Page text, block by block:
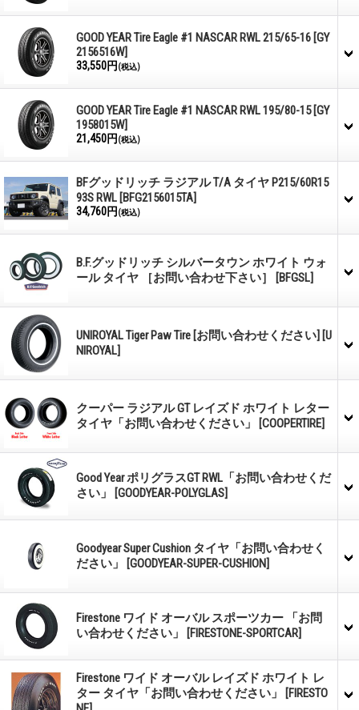
GOOD YEAR Tire Eagle #1 NASCAR RWL 215/65-16 [GY
2156516W]
33,550円 (税込)
GOOD YEAR Tire Eagle #1 NASCAR RWL 195/80-15 [GY
1958015W]
21,450円 (税込)
BFグッドリッチ ラジアル T/A タイヤ P215/60R15
93S RWL [BFG2156015TA]
34,760円 (税込)
B.F.グッドリッチ シルバータウン ホワイト ウォ
ール タイヤ ［お問い合わせ下さい］
[BFGSL]
UNIROYAL Tiger Paw Tire [お問い合わせください] [U
NIROYAL]
クーパー ラジアル GT レイズド ホワイト レター
タイヤ「お問い合わせください」
[COOPERTIRE]
Good Year ポリグラスGT RWL「お問い合わせくだ
さい」
[GOODYEAR-POLYGLAS]
Goodyear Super Cushion タイヤ「お問い合わせく
ださい」
[GOODYEAR-SUPER-CUSHION]
Firestone ワイド オーバル スポーツカー 「お問
い合わせください」
[FIRESTONE-SPORTCAR]
Firestone ワイド オーバル レイズド ホワイト レ
ター タイヤ「お問い合わせください」
[FIRESTO